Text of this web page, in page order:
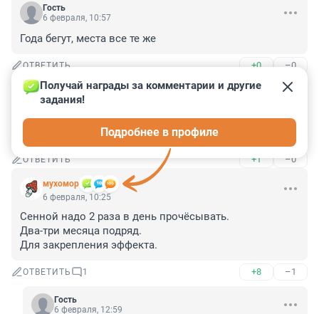
Гость
6 февраля, 10:57
Года бегут, места все те же
ОТВЕТИТЬ +0 –0
Гость
6 февраля, 10:52
поискала, это игра такая , раньше она называлась -
ОТВЕТИТЬ +1 –0
мухомор
Получай награды за комментарии и другие
задания!
Подробнее в профиле
6 февраля, 10:25
Сенной надо 2 раза в день прочёсывать.
Два-три месяца подряд.
Для закрепления эффекта.
ОТВЕТИТЬ 1 +8 –1
Гость
6 февраля, 12:59